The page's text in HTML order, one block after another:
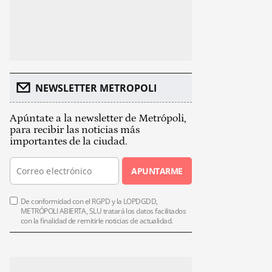
NEWSLETTER METROPOLI
Apúntate a la newsletter de Metrópoli,
para recibir las noticias más
importantes de la ciudad.
APUNTARME
De conformidad con el RGPD y la LOPDGDD,
METRÓPOLI ABIERTA, SLU tratará los datos facilitados
con la finalidad de remitirle noticias de actualidad.